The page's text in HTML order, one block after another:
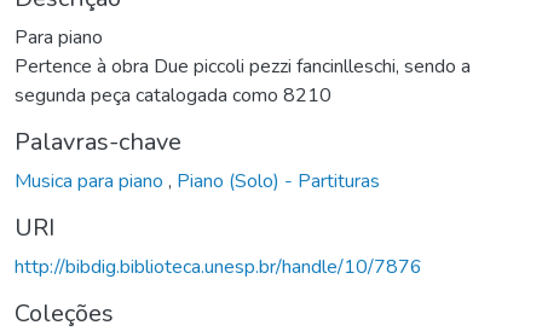
Para piano
Pertence à obra Due piccoli pezzi fancinlleschi, sendo a
segunda peça catalogada como 8210
Palavras-chave
Musica para piano , Piano (Solo) - Partituras
URI
http://bibdig.biblioteca.unesp.br/handle/10/7876
Coleções